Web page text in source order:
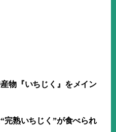
物『いちじく』をメイン
完熟いちじく”が食べられ